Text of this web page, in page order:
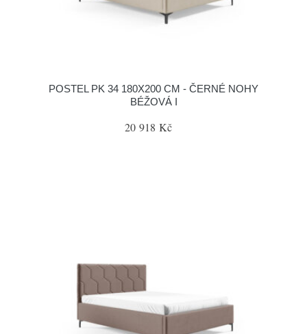
POSTEL PK 34 180X200 CM - ČERNÉ NOHY
BÉŽOVÁ I
20 918 Kč